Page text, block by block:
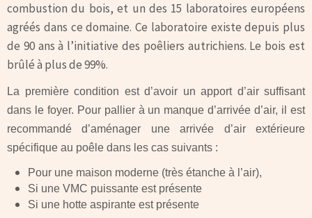
combustion du bois, et un des 15 laboratoires européens
agréés dans ce domaine. Ce laboratoire existe depuis plus
de 90 ans à l’initiative des poêliers autrichiens. Le bois est
brûlé à plus de 99%.
La première condition est d’avoir un apport d’air suffisant
dans le foyer. Pour pallier à un manque d’arrivée d’air, il est
recommandé d’aménager une arrivée d’air extérieure
spécifique au poêle dans les cas suivants :
Pour une maison moderne (très étanche à l’air),
Si une VMC puissante est présente
Si une hotte aspirante est présente